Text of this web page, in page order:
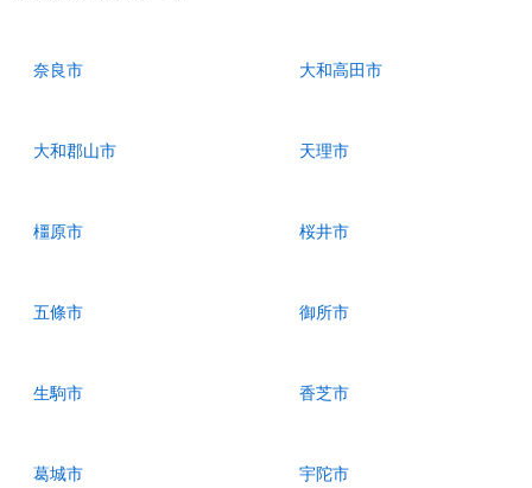
奈良市 大和高田市
大和郡山市 天理市
橿原市 桜井市
五條市 御所市
生駒市 香芝市
葛城市 宇陀市